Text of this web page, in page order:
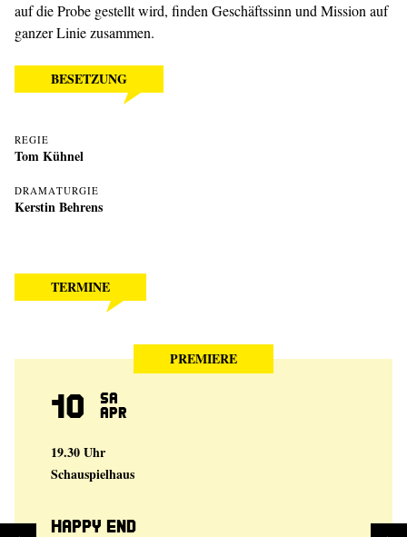
auf die Probe gestellt wird, finden Geschäftssinn und Mission auf
ganzer Linie zusammen.
BESETZUNG
REGIE
Tom Kühnel
DRAMATURGIE
Kerstin Behrens
TERMINE
PREMIERE
10 Sa
Apr
19.30 Uhr
Schauspielhaus
Happy End